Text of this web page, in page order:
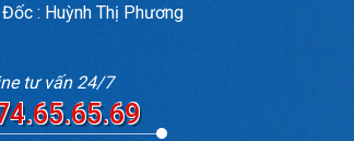
: Huỳnh Thị Phương
tư vấn 24/7